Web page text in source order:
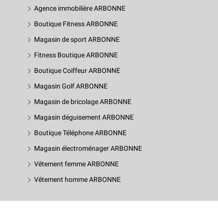
Agence immobilière ARBONNE
Boutique Fitness ARBONNE
Magasin de sport ARBONNE
Fitness Boutique ARBONNE
Boutique Coiffeur ARBONNE
Magasin Golf ARBONNE
Magasin de bricolage ARBONNE
Magasin déguisement ARBONNE
Boutique Téléphone ARBONNE
Magasin électroménager ARBONNE
Vêtement femme ARBONNE
Vêtement homme ARBONNE